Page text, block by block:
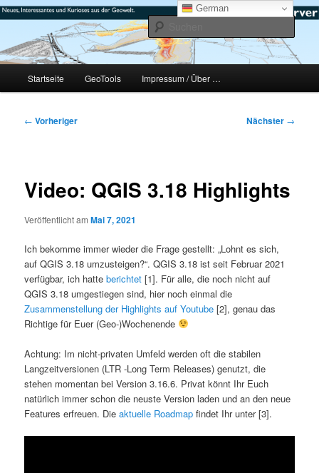
Zum
primären
springen#geoObserver
mikeE's GeoBlog
Startseite GeoTools Impressum / Über …
Beitragsnavigation
← Vorheriger Nächster →
Video: QGIS 3.18 Highlights
Veröffentlicht amMai 7, 2021
Ich bekomme immer wieder die Frage gestellt: „Lohnt es sich,
auf QGIS 3.18 umzusteigen?“. QGIS 3.18 ist seit Februar 2021
verfügbar, ich hatteberichtet [1]. Für alle, die noch nicht auf
QGIS 3.18 umgestiegen sind, hier noch einmal die
Zusammenstellung der Highlights auf Youtube [2], genau das
Richtige für Euer (Geo-)Wochenende
Achtung: Im nicht-privaten Umfeld werden oft die stabilen
Langzeitversionen (LTR -Long Term Releases) genutzt, die
stehen momentan bei Version 3.16.6. Privat könnt Ihr Euch
natürlich immer schon die neuste Version laden und an den neue
Features erfreuen. Dieaktuelle Roadmap findet Ihr unter [3].
German